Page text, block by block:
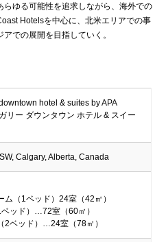
ゆる可能性を追求しながら、海外での
Hotelsを中心に、北米エリアでの事
での展開を目指していく。
hotel & suites by APA
リー ダウンタウン ホテル & スイー
Calgary, Alberta, Canada
ム（1ベッド）24室（42㎡）
ッド）…72室（60㎡）
2ベッド）…24室（78㎡）